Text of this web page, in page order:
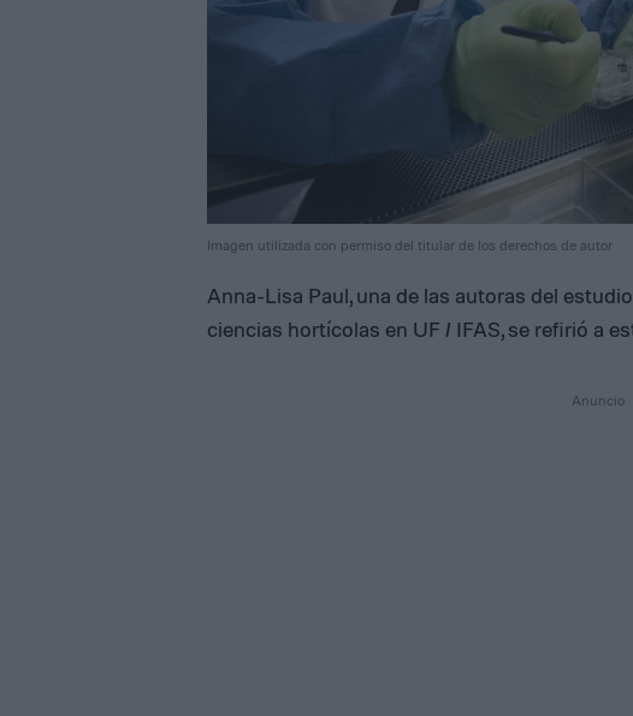
Imagen utilizada con permiso del titular de los derechos de autor
Anna-Lisa Paul, una de las autoras del
ciencias hortícolas en UF / IFAS, se refirió a